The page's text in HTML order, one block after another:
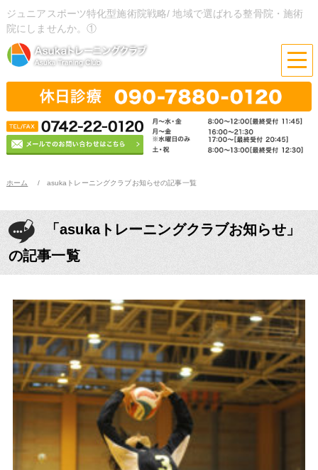
ジュニアスポーツ特化型施術院戦略/ 地域で選ばれる整骨院・施術
院にしませんか。①
ホーム asukaトレーニングクラブお知らせの記事一覧
「asukaトレーニングクラブお知らせ」
の記事一覧